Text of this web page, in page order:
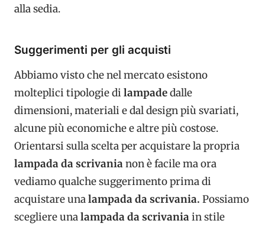
alla sedia.
Suggerimenti per gli acquisti
Abbiamo visto che nel mercato esistono
molteplici tipologie di lampadedalle
dimensioni, materiali e dal design più svariati,
alcune più economiche e altre più costose.
Orientarsi sulla scelta per acquistare la propria
lampada da scrivanianon è facile ma ora
vediamo qualche suggerimento prima di
acquistare unalampada da scrivania. Possiamo
scegliere unalampada da scrivaniain stile